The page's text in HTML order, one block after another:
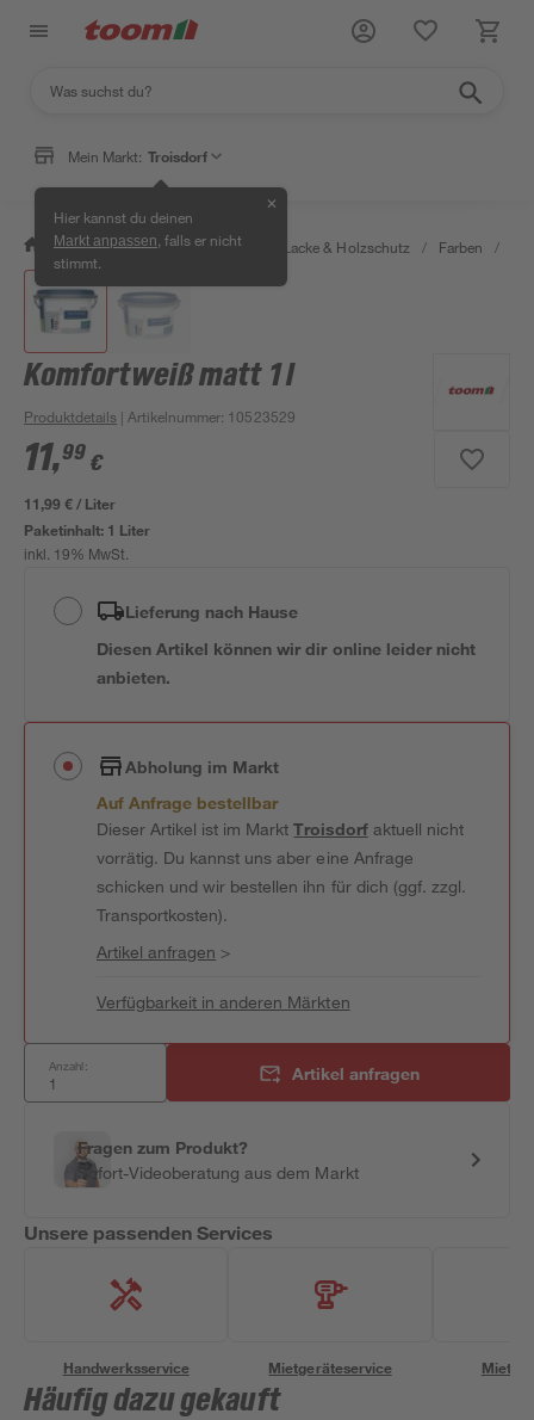
Mein Markt: Troisdorf
Hier kannst du deinen
Markt anpassen , falls er nicht
stimmt.
✕
/ Bauen & Renovieren / Farben, Lacke & Holzschutz / Farben /
Komfortweiß matt 1 l
Produktdetails | Artikelnummer: 10523529
11,99 €
11,99 € / Liter
Paketinhalt: 1 Liter
inkl. 19% MwSt.
Lieferung nach Hause
Diesen Artikel können wir dir online leider nicht
anbieten.
Abholung im Markt
Auf Anfrage bestellbar
Dieser Artikel ist im MarktTroisdorfaktuell nicht
vorrätig. Du kannst uns aber eine Anfrage
schicken und wir bestellen ihn für dich (ggf. zzgl.
Transportkosten).
Artikel anfragen >
Verfügbarkeit in anderen Märkten
Anzahl: Artikel anfragen
Fragen zum Produkt?
Sofort-Videoberatung aus dem Markt
Unsere passenden Services
Handwerksservice Mietgeräteservice
Häufig dazu gekauft